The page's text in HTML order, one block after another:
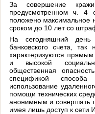
За совершение
предусмотренном ч.
положено максимальное
сроком до 10 лет со
На сегодняшний
банковского счета,
характеризуются
и высокой
общественная
спецификой
использование
помощи технических
анонимным и совершать
имея лишь доступ к сети